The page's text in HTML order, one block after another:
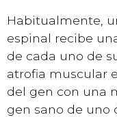
Habitualmente,
espinal recibe
de cada uno de
atrofia muscular
del gen con una
gen sano de uno